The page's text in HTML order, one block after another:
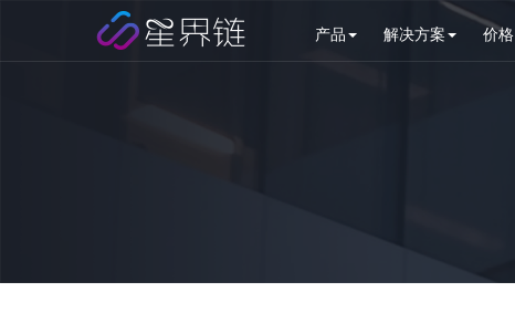
产品 解决方案 价格